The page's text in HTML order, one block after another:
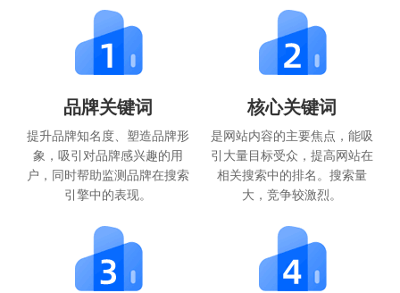
品牌关键词
提升品牌知名度、塑造品牌形
象，吸引对品牌感兴趣的用
户，同时帮助监测品牌在搜索
引擎中的表现。
核心关键词
是网站内容的主要焦点，能吸
引大量目标受众，提高网站在
相关搜索中的排名。搜索量
大，竞争较激烈。